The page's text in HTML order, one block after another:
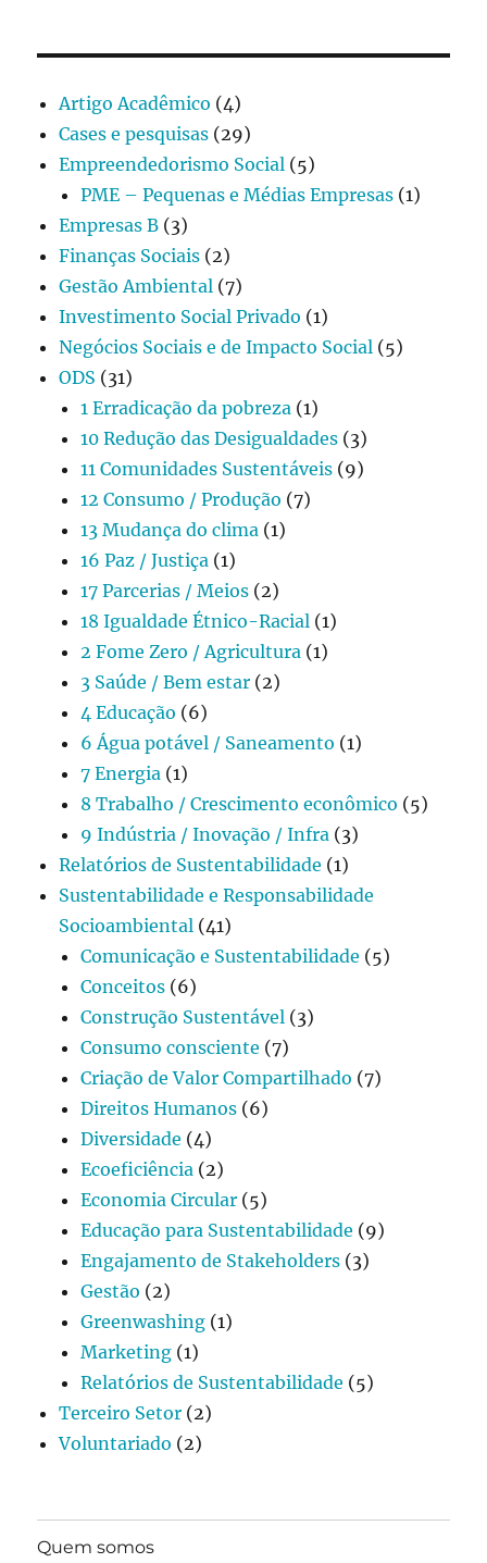
Artigo Acadêmico (4)
Cases e pesquisas (29)
Empreendedorismo Social (5)
PME – Pequenas e Médias Empresas (1)
Empresas B (3)
Finanças Sociais (2)
Gestão Ambiental (7)
Investimento Social Privado (1)
Negócios Sociais e de Impacto Social (5)
ODS (31)
1 Erradicação da pobreza (1)
10 Redução das Desigualdades (3)
11 Comunidades Sustentáveis (9)
12 Consumo / Produção (7)
13 Mudança do clima (1)
16 Paz / Justiça (1)
17 Parcerias / Meios (2)
18 Igualdade Étnico-Racial (1)
2 Fome Zero / Agricultura (1)
3 Saúde / Bem estar (2)
4 Educação (6)
6 Água potável / Saneamento (1)
7 Energia (1)
8 Trabalho / Crescimento econômico (5)
9 Indústria / Inovação / Infra (3)
Relatórios de Sustentabilidade (1)
Sustentabilidade e Responsabilidade
Socioambiental (41)
Comunicação e Sustentabilidade (5)
Conceitos (6)
Construção Sustentável (3)
Consumo consciente (7)
Criação de Valor Compartilhado (7)
Direitos Humanos (6)
Diversidade (4)
Ecoeficiência (2)
Economia Circular (5)
Educação para Sustentabilidade (9)
Engajamento de Stakeholders (3)
Gestão (2)
Greenwashing (1)
Marketing (1)
Relatórios de Sustentabilidade (5)
Terceiro Setor (2)
Voluntariado (2)
Quem somos